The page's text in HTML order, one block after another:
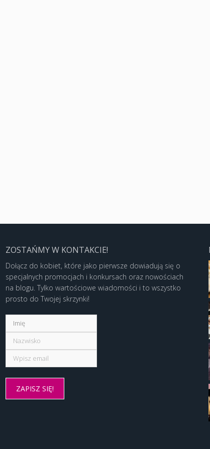
ZOSTAŃMY W KONTAKCIE!
Dołącz do kobiet, które jako pierwsze dowiadują się o
specjalnych promocjach i konkursach oraz nowościach
na blogu. Tylko wartościowe wiadomości i to wszystko
prosto do Twojej skrzynki!